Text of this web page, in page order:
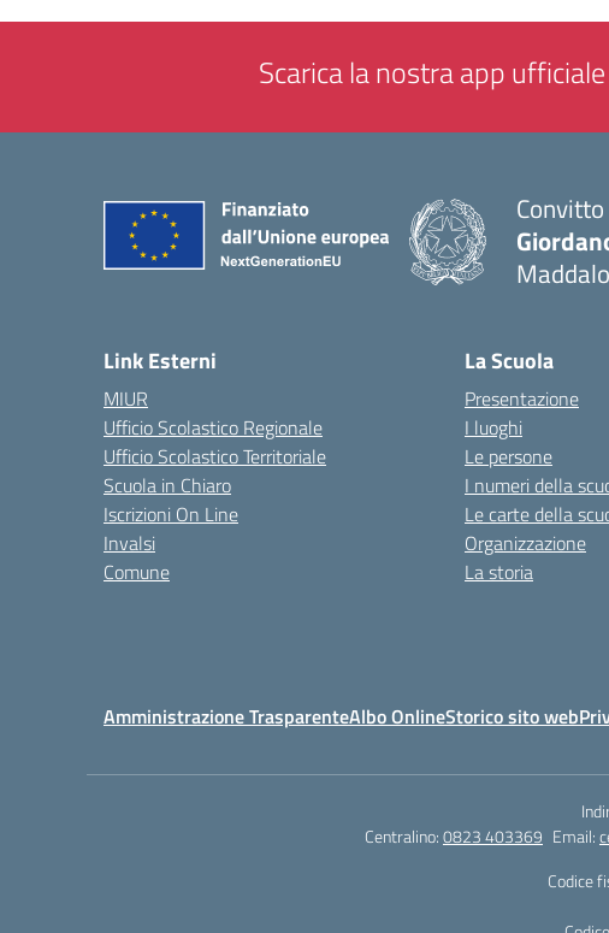
Scarica la nostra app
Link Esterni
MIUR
Ufficio Scolastico Regionale
Ufficio Scolastico Territoriale
Scuola in Chiaro
Iscrizioni On Line
Invalsi
Comune
La Scuola
Presentazione
I luoghi
Le persone
I numeri della
Le carte della
Organizzazione
La storia
Amministrazione TrasparenteAlbo OnlineStorico sito web
Centralino:0823 403369 Email:
Codice